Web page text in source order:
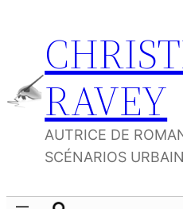
contenu
RAVEY
AUTRICE DE
SCÉNARIOS